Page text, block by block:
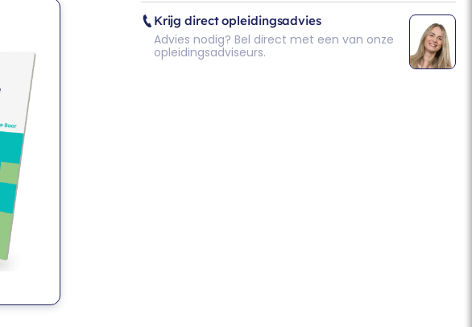
Krijg direct opleidingsadvies
Advies nodig? Bel direct met een van onze
opleidingsadviseurs.